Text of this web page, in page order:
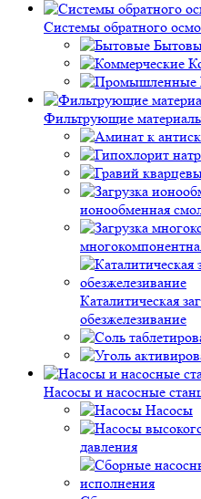
Системы обратного
Фильтрующие
ионообменная
Каталитическая
обезжелезивание
Насосы и насосные
Насосы
давления